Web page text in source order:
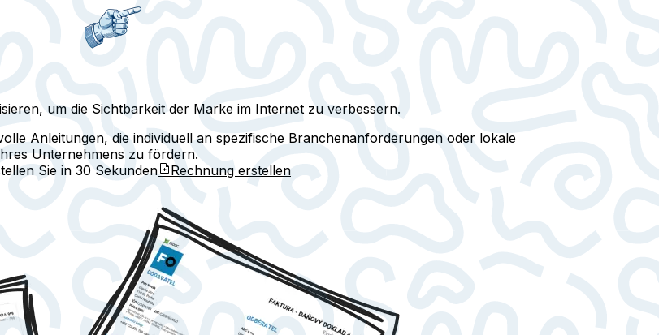
um die Sichtbarkeit der Marke im Internet zu verbessern.
Anleitungen, die individuell an spezifische Branchenanforderungen oder lokale
Unternehmens zu fördern.
Sie in 30 Sekunden Rechnung erstellen